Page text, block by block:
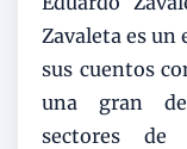
Zavaleta es
sus cuentos
una gran
sectores de